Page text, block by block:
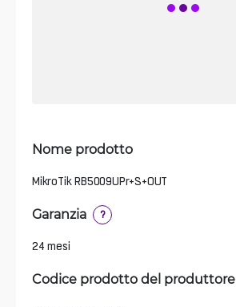
Nome prodotto
MikroTik RB5009UPr+S+OUT
Garanzia ?
24 mesi
Codice prodotto del produttore